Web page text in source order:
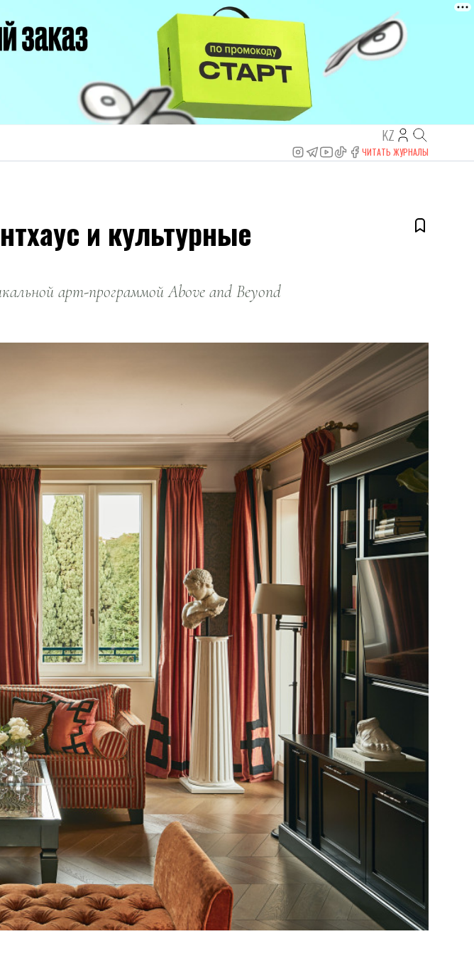
KZ
ЧИТАТЬ ЖУРНАЛЫ
и культурные
арт-программой Above and Beyond